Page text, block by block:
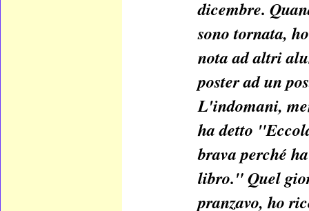
dicembre.
sono tornata,
nota ad altri
poster ad un
L'indomani,
ha detto
brava perché
libro." Quel
pranzavo, ho